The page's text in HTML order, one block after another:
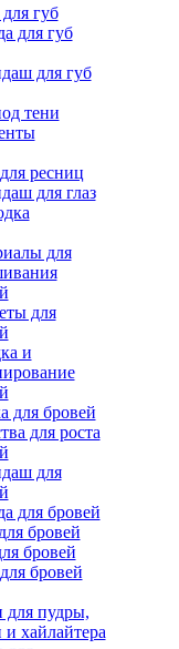
губ
для губ
для губ
тени
ресниц
для глаз
для
для
и
для бровей
для роста
для
для бровей
бровей
бровей
бровей
для пудры,
и хайлайтера